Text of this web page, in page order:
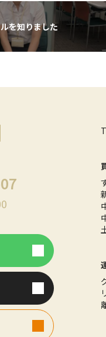
を知りました